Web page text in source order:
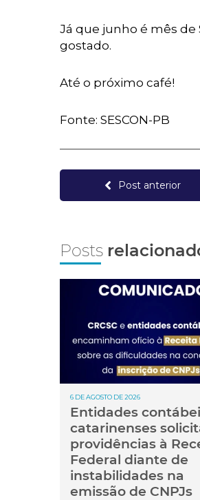
Já que junho é mês
gostado.
Até o próximo café!
Fonte: SESCON-PB
Post anterior
Posts
6 DE AGOSTO DE 2026
Entidades
catarinenses
providências à
Federal diante de
instabilidades na
emissão de CNPJs